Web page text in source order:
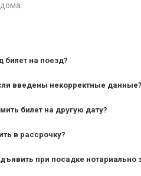
билет на поезд?
введены некорректные данные?
билет на другую дату?
в рассрочку?
при посадке нотариально